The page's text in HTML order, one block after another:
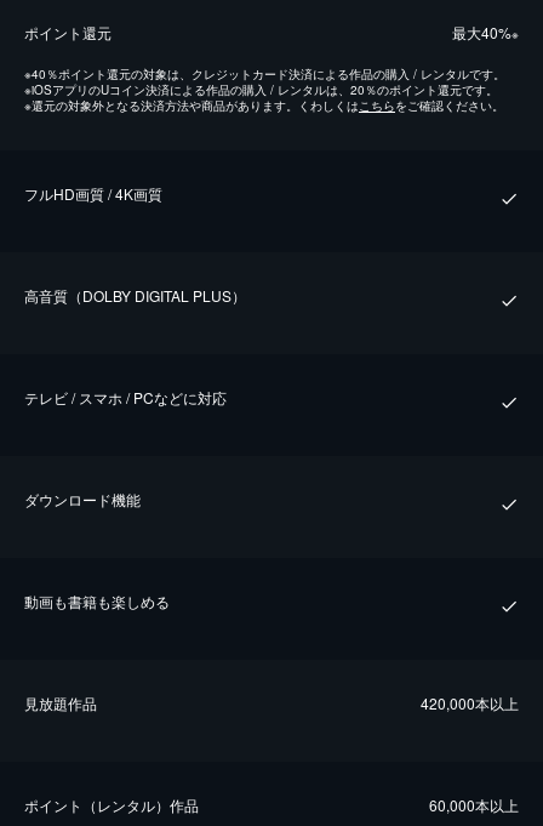
ポイント還元 最⼤40%※
※40％ポイント還元の対象は、クレジットカード決済による作品の購入 / レンタルです。
※iOSアプリのUコイン決済による作品の購入 / レンタルは、20％のポイント還元です。
※還元の対象外となる決済方法や商品があります。くわしくはこちらをご確認ください。
フルHD画質 / 4K画質
⾼⾳質（DOLBY DIGITAL PLUS）
テレビ / スマホ / PCなどに対応
ダウンロード機能
動画も書籍も楽しめる
⾒放題作品 420,000本以上
ポイント（レンタル）作品 60,000本以上